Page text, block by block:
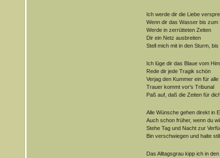
Ich werde dir die Liebe
Wenn dir das Wasser bis zum
Werde in zerrütteten Zeiten
Dir ein Netz ausbreiten
Stell mich mit in den Sturm,
Ich lüge dir das Blaue vom
Rede dir jede Tragik schön
Verjag den Kummer ein für alle
Trauer kommt vor's Tribunal
Paß auf, daß die Zeiten für
Alle Wünsche gehen direkt in
Auch schon früher, wenn du
Stehe Tag und Nacht zur
Bin verschwiegen und halte still
Das Alltagsgrau kipp ich in